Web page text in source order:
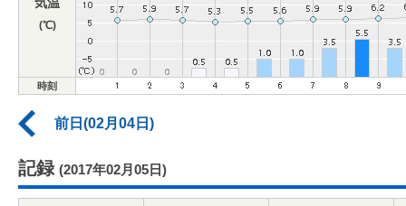
(℃)
時刻
前日(02月04日)
記録 (2017年02月05日)